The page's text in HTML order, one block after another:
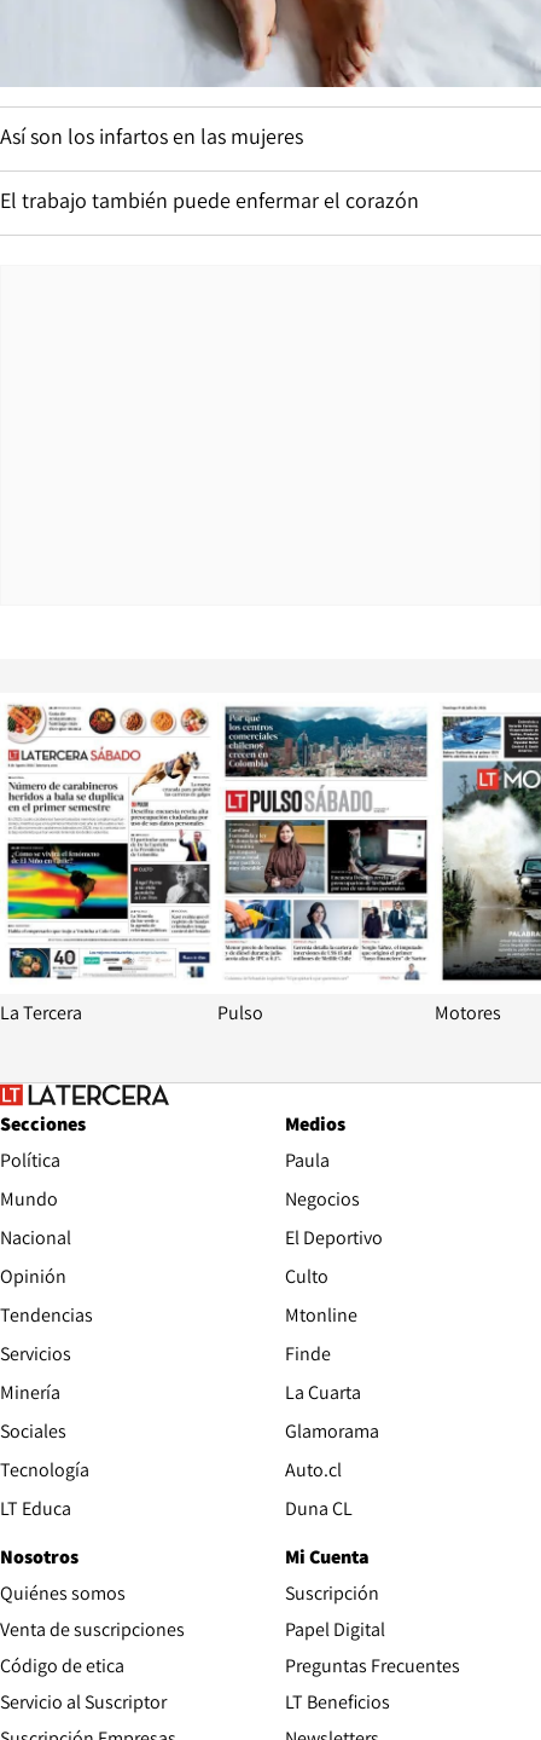
Así son los infartos en las mujeres
El trabajo también puede enfermar el corazón
Opens in new window
La Tercera
Opens in
Pulso Motores
Secciones
Política
Mundo
Nacional
Opinión
Tendencias
Servicios
Minería
Sociales
Tecnología
LT Educa
Medios
Paula
Negocios
El Deportivo
Culto
Mtonline
Finde
La Cuarta
Glamorama
Auto.clOpens in new window
Duna CLOpens in new window
Nosotros
Quiénes somos
Venta de suscripciones
Código de etica Opens in new window
Servicio al Suscriptor
Mi Cuenta
Suscripción
Papel DigitalOpens in new
Preguntas Frecuentes
LT Beneficios